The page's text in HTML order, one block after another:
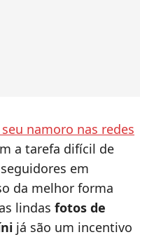
namoro nas redes
a tarefa difícil de
em
da melhor forma
lindas fotos de
já são um incentivo